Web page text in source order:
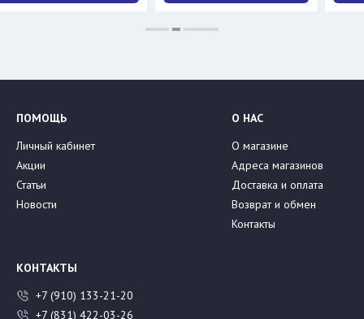
ПОМОЩЬ
Личный кабинет
Акции
Статьи
Новости
О НАС
О магазине
Адреса магазинов
Доставка и оплата
Возврат и обмен
Контакты
КОНТАКТЫ
+7 (910) 133-21-20
+7 (831) 422-03-26